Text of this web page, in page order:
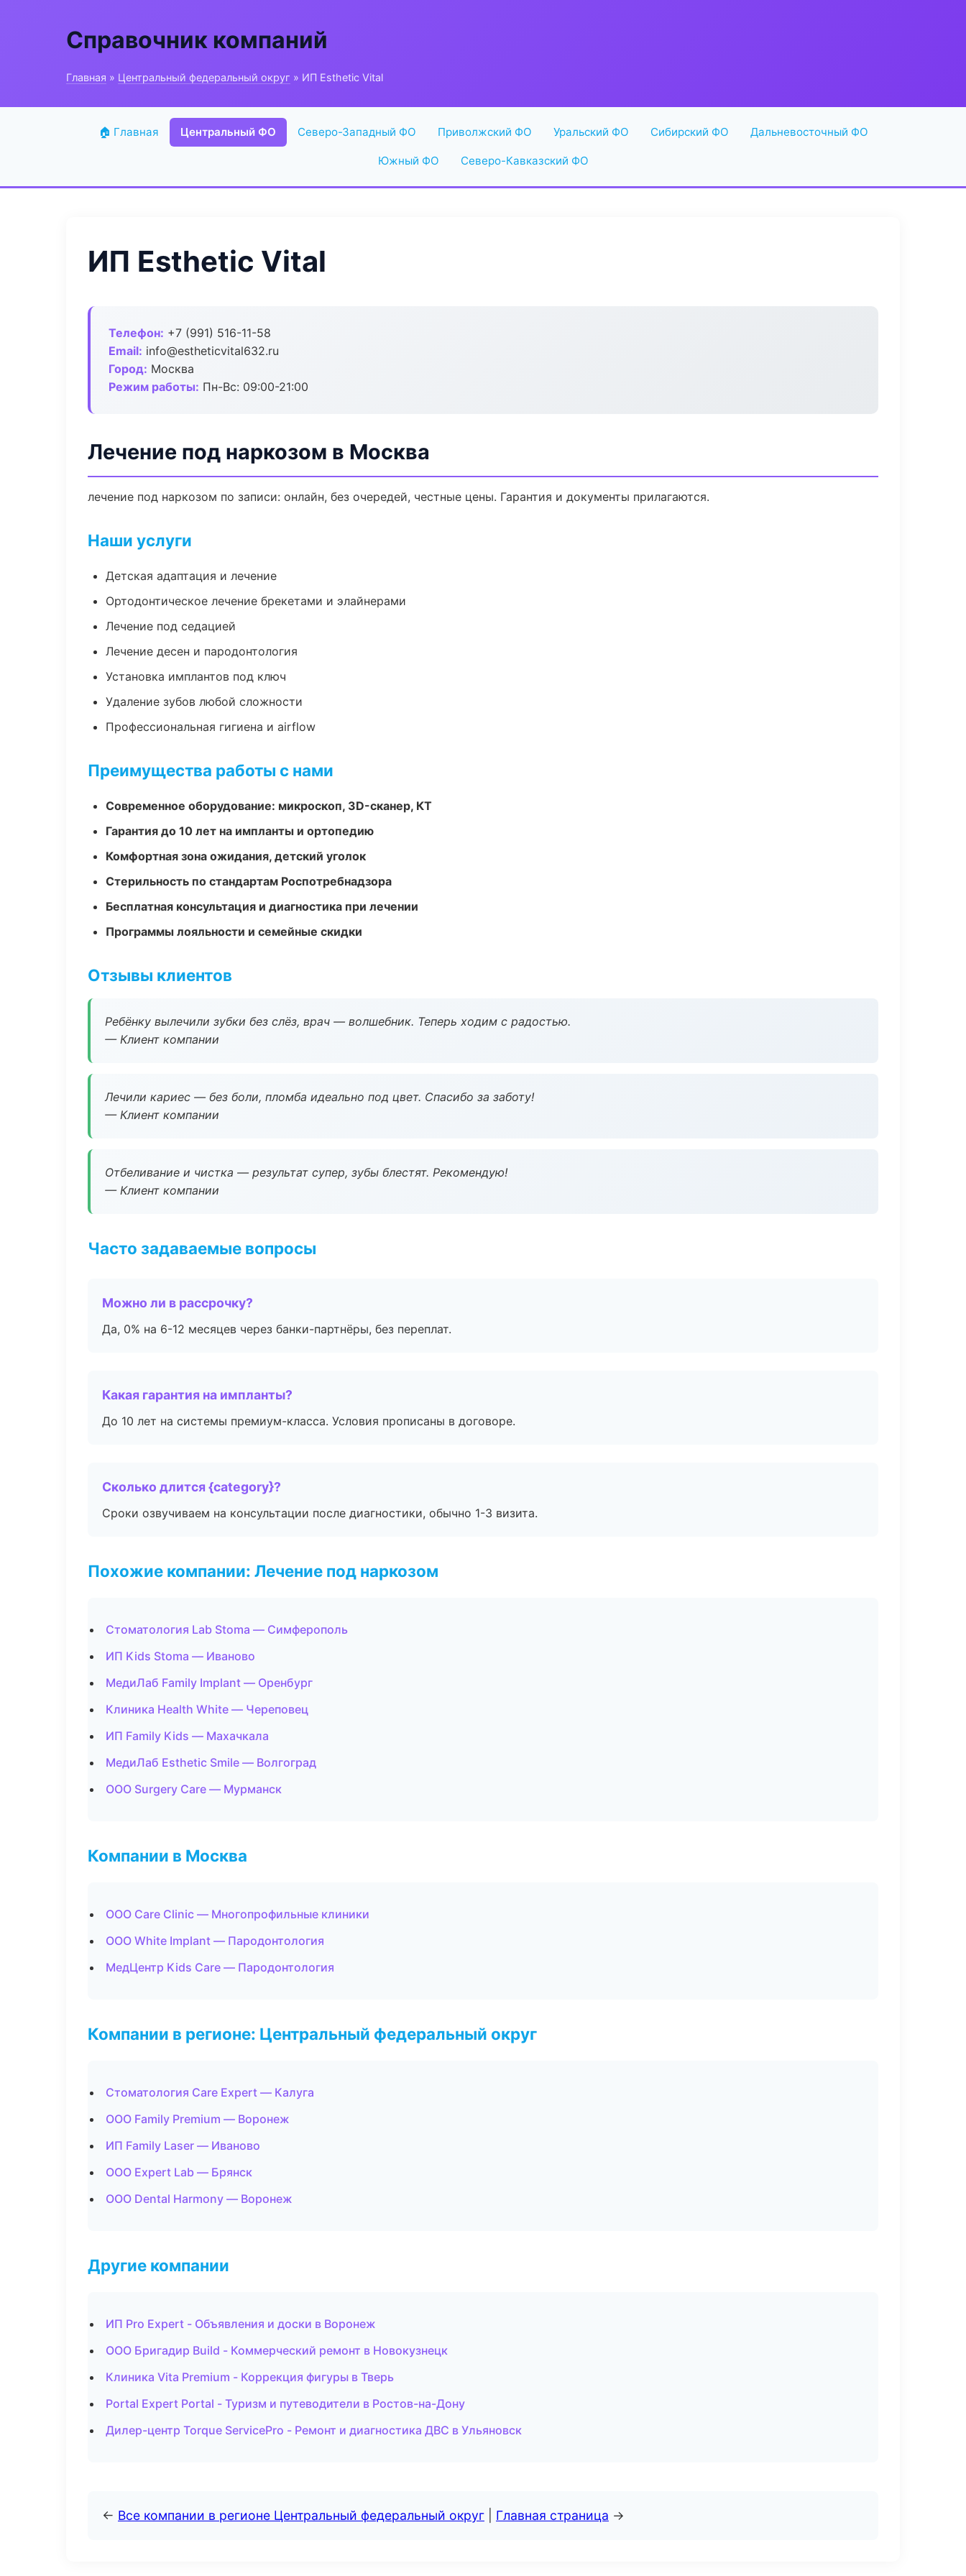
Справочник компаний
Главная » Центральный федеральный округ » ИП Esthetic Vital
🏠 Главная Центральный ФО Северо-Западный ФО Приволжский ФО Уральский ФО Сибирский ФО Дальневосточный ФО
Южный ФО Северо-Кавказский ФО
ИП Esthetic Vital
Телефон: +7 (991) 516-11-58
Email: info@estheticvital632.ru
Город: Москва
Режим работы: Пн-Вс: 09:00-21:00
Лечение под наркозом в Москва
лечение под наркозом по записи: онлайн, без очередей, честные цены. Гарантия и документы прилагаются.
Наши услуги
Детская адаптация и лечение
Ортодонтическое лечение брекетами и элайнерами
Лечение под седацией
Лечение десен и пародонтология
Установка имплантов под ключ
Удаление зубов любой сложности
Профессиональная гигиена и airflow
Преимущества работы с нами
Современное оборудование: микроскоп, 3D-сканер, КТ
Гарантия до 10 лет на импланты и ортопедию
Комфортная зона ожидания, детский уголок
Стерильность по стандартам Роспотребнадзора
Бесплатная консультация и диагностика при лечении
Программы лояльности и семейные скидки
Отзывы клиентов
Ребёнку вылечили зубки без слёз, врач — волшебник. Теперь ходим с радостью.
— Клиент компании
Лечили кариес — без боли, пломба идеально под цвет. Спасибо за заботу!
— Клиент компании
Отбеливание и чистка — результат супер, зубы блестят. Рекомендую!
— Клиент компании
Часто задаваемые вопросы
Можно ли в рассрочку?
Да, 0% на 6-12 месяцев через банки-партнёры, без переплат.
Какая гарантия на импланты?
До 10 лет на системы премиум-класса. Условия прописаны в договоре.
Сколько длится {category}?
Сроки озвучиваем на консультации после диагностики, обычно 1-3 визита.
Похожие компании: Лечение под наркозом
Стоматология Lab Stoma — Симферополь
ИП Kids Stoma — Иваново
МедиЛаб Family Implant — Оренбург
Клиника Health White — Череповец
ИП Family Kids — Махачкала
МедиЛаб Esthetic Smile — Волгоград
ООО Surgery Care — Мурманск
Компании в Москва
ООО Care Clinic — Многопрофильные клиники
ООО White Implant — Пародонтология
МедЦентр Kids Care — Пародонтология
Компании в регионе: Центральный федеральный округ
Стоматология Care Expert — Калуга
ООО Family Premium — Воронеж
ИП Family Laser — Иваново
ООО Expert Lab — Брянск
ООО Dental Harmony — Воронеж
Другие компании
ИП Pro Expert - Объявления и доски в Воронеж
ООО Бригадир Build - Коммерческий ремонт в Новокузнецк
Клиника Vita Premium - Коррекция фигуры в Тверь
Portal Expert Portal - Туризм и путеводители в Ростов-на-Дону
Дилер-центр Torque ServicePro - Ремонт и диагностика ДВС в Ульяновск
← Все компании в регионе Центральный федеральный округ Главная страница →